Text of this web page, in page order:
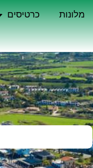
מלונות כרטיסים